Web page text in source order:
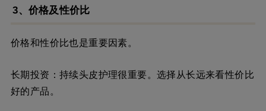
3、价格及性价比
价格和性价比也是重要因素。
长期投资：持续头皮护理很重要。选择从长远来看性价比
好的产品。